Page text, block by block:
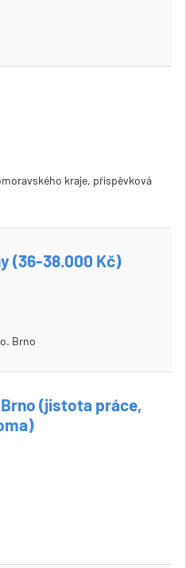
kraje, příspěvková
(36-38.000 Kč)
Brno
Brno (jistota práce,